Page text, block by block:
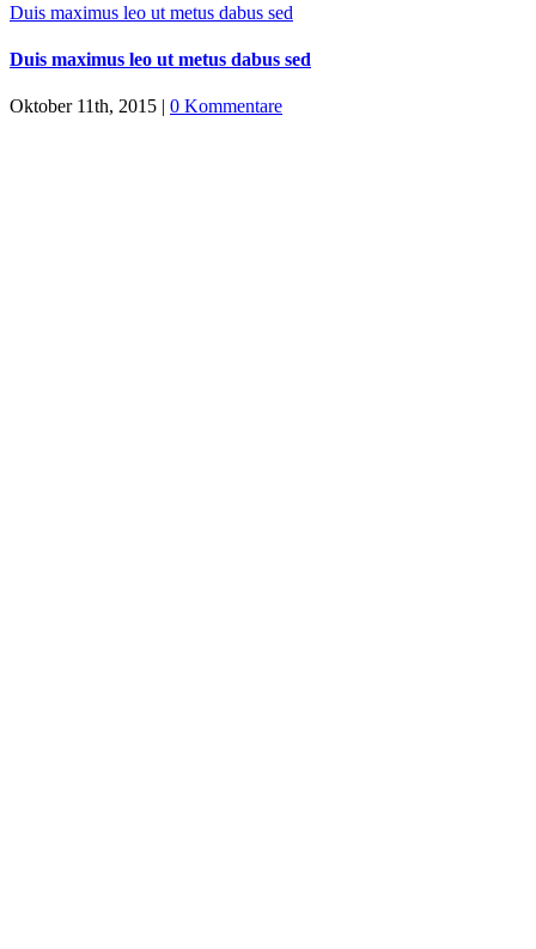
Duis maximus leo ut metus dabus sed
Duis maximus leo ut metus dabus sed
Oktober 11th, 2015 | 0 Kommentare